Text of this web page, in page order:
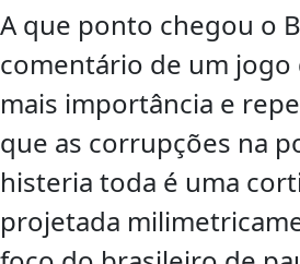
A que ponto chegou o
comentário de um
mais importância e
que as corrupções na
histeria toda é uma
projetada